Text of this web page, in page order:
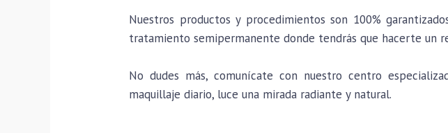
Nuestros productos y procedimientos son 100%
tratamiento semipermanente donde tendrás que hacerte un
No dudes más, comunícate con nuestro centro
maquillaje diario, luce una mirada radiante y natural.